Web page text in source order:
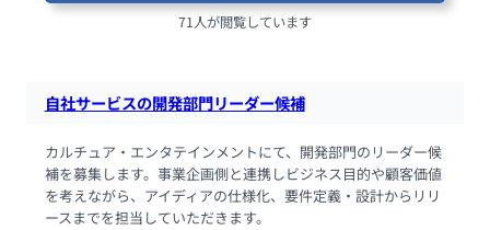
71人が閲覧しています
自社サービスの開発部門リーダー候補
カルチュア・エンタテインメントにて、開発部門のリーダー候
補を募集します。事業企画側と連携しビジネス目的や顧客価値
を考えながら、アイディアの仕様化、要件定義・設計からリリ
ースまでを担当していただきます。